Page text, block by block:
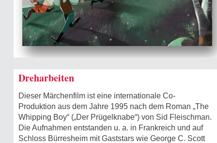
Dreharbeiten
Dieser Märchenfilm ist eine internationale Co-
Produktion aus dem Jahre 1995 nach dem Roman „The
Whipping Boy“ („Der Prügelknabe“) von Sid Fleischman.
Die Aufnahmen entstanden u. a. in Frankreich und auf
Schloss Bürresheim mit Gaststars wie George C. Scott